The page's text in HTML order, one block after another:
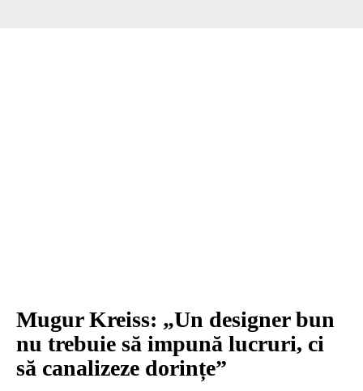
Mugur Kreiss: „Un designer bun
nu trebuie să impună lucruri, ci
să canalizeze dorințe”